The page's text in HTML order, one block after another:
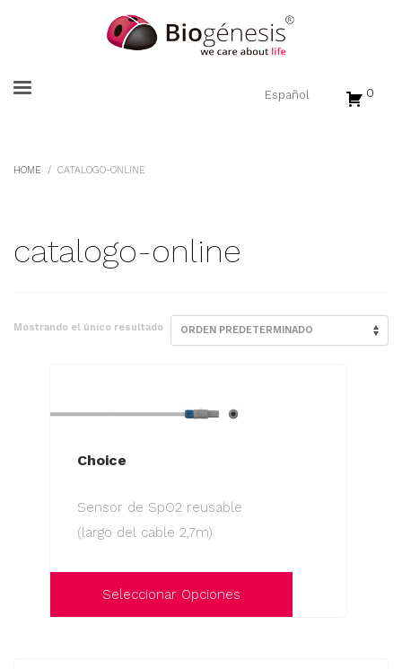
0
HOME CATALOGO-ONLINE
catalogo-online
Mostrando el único resultado
Choice
Sensor de SpO2 reusable
(largo del cable 2,7m).
Seleccionar Opciones